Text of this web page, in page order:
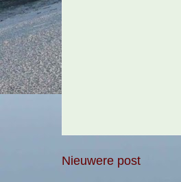
Nieuwere post